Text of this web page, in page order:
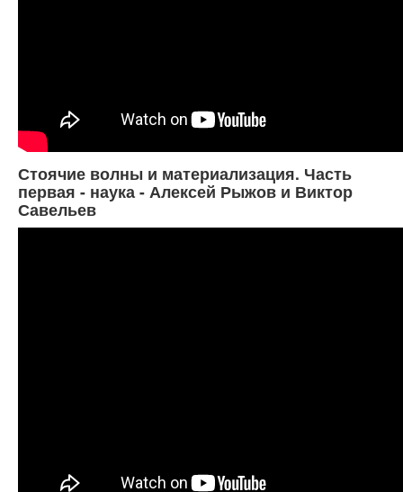
Стоячие волны и материализация. Часть
первая - наука - Алексей Рыжов и Виктор
Савельев